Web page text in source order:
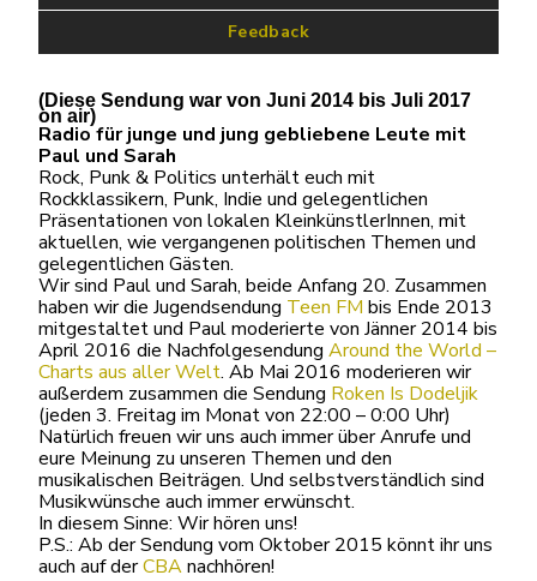
Feedback
(Diese Sendung war von Juni 2014 bis Juli 2017
on air)
Radio für junge und jung gebliebene Leute mit
Paul und Sarah
Rock, Punk & Politics unterhält euch mit
Rockklassikern, Punk, Indie und gelegentlichen
Präsentationen von lokalen KleinkünstlerInnen, mit
aktuellen, wie vergangenen politischen Themen und
gelegentlichen Gästen.
Wir sind Paul und Sarah, beide Anfang 20. Zusammen
haben wir die Jugendsendung Teen FM bis Ende 2013
mitgestaltet und Paul moderierte von Jänner 2014 bis
April 2016 die Nachfolgesendung Around the World –
Charts aus aller Welt. Ab Mai 2016 moderieren wir
außerdem zusammen die Sendung Roken Is Dodeljik
(jeden 3. Freitag im Monat von 22:00 – 0:00 Uhr)
Natürlich freuen wir uns auch immer über Anrufe und
eure Meinung zu unseren Themen und den
musikalischen Beiträgen. Und selbstverständlich sind
Musikwünsche auch immer erwünscht.
In diesem Sinne: Wir hören uns!
P.S.: Ab der Sendung vom Oktober 2015 könnt ihr uns
auch auf derCBAnachhören!